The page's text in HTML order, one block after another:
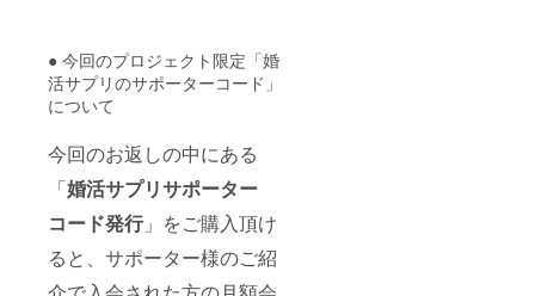
● 今回のプロジェクト限定「婚
活サプリのサポーターコード」
について
今回のお返しの中にある
「婚活サプリサポーター
コード発行」をご購入頂け
ると、サポーター様のご紹